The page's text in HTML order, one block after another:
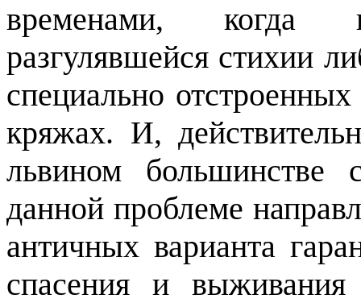
временами, когда
разгулявшейся стихии
специально
кряжах. И,
львином
данной проблеме
античных варианта
спасения и